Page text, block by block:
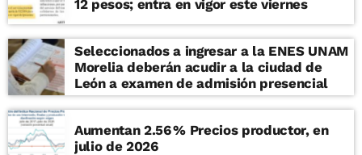
12 pesos; entra en vigor este viernes
Seleccionados a ingresar a la ENES UNAM
Morelia deberán acudir a la ciudad de
León a examen de admisión presencial
Aumentan 2.56 % Precios productor, en
julio de 2026